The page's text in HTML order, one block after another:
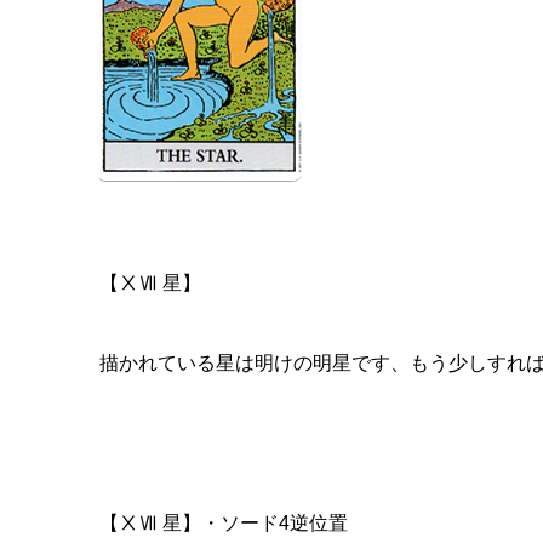
【ⅩⅦ 星】
描かれている星は明けの明星です、もう少しすれば
【ⅩⅦ 星】・ソード4逆位置